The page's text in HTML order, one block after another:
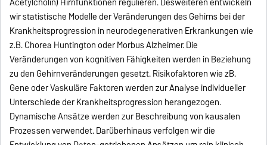
wir statistische Modelle der Veränderungen des Gehirns bei der
Krankheitsprogression in neurodegenerativen Erkrankungen wie
z.B. Chorea Huntington oder Morbus Alzheimer. Die
Veränderungen von kognitiven Fähigkeiten werden in Beziehung
zu den Gehirnveränderungen gesetzt. Risikofaktoren wie zB.
Gene oder Vaskuläre Faktoren werden zur Analyse individueller
Unterschiede der Krankheitsprogression herangezogen.
Dynamische Ansätze werden zur Beschreibung von kausalen
Prozessen verwendet. Darüberhinaus verfolgen wir die